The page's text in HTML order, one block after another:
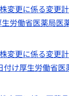
変更に係る変更
労働省医薬局医
変更に係る変更
け厚生労働省医